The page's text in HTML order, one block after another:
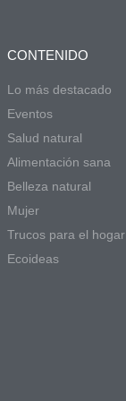
CONTENIDO
Lo más destacado
Eventos
Salud natural
Alimentación sana
Belleza natural
Mujer
Trucos para el hogar
Ecoideas